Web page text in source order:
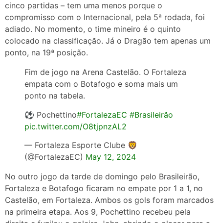
cinco partidas – tem uma menos porque o
compromisso com o Internacional, pela 5ª rodada, foi
adiado. No momento, o time mineiro é o quinto
colocado na classificação. Já o Dragão tem apenas um
ponto, na 19ª posição.
Fim de jogo na Arena Castelão. O Fortaleza
empata com o Botafogo e soma mais um
ponto na tabela.
⚽ Pochettino#FortalezaEC #Brasileirão
pic.twitter.com/O8tjpnzAL2
— Fortaleza Esporte Clube 🦁
(@FortalezaEC) May 12, 2024
No outro jogo da tarde de domingo pelo Brasileirão,
Fortaleza e Botafogo ficaram no empate por 1 a 1, no
Castelão, em Fortaleza. Ambos os gols foram marcados
na primeira etapa. Aos 9, Pochettino recebeu pela